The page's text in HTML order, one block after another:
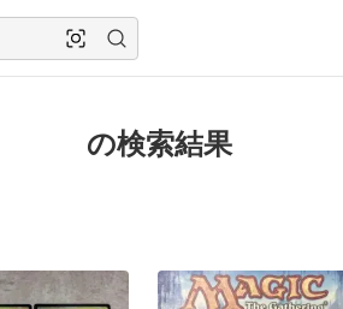
の検索結果